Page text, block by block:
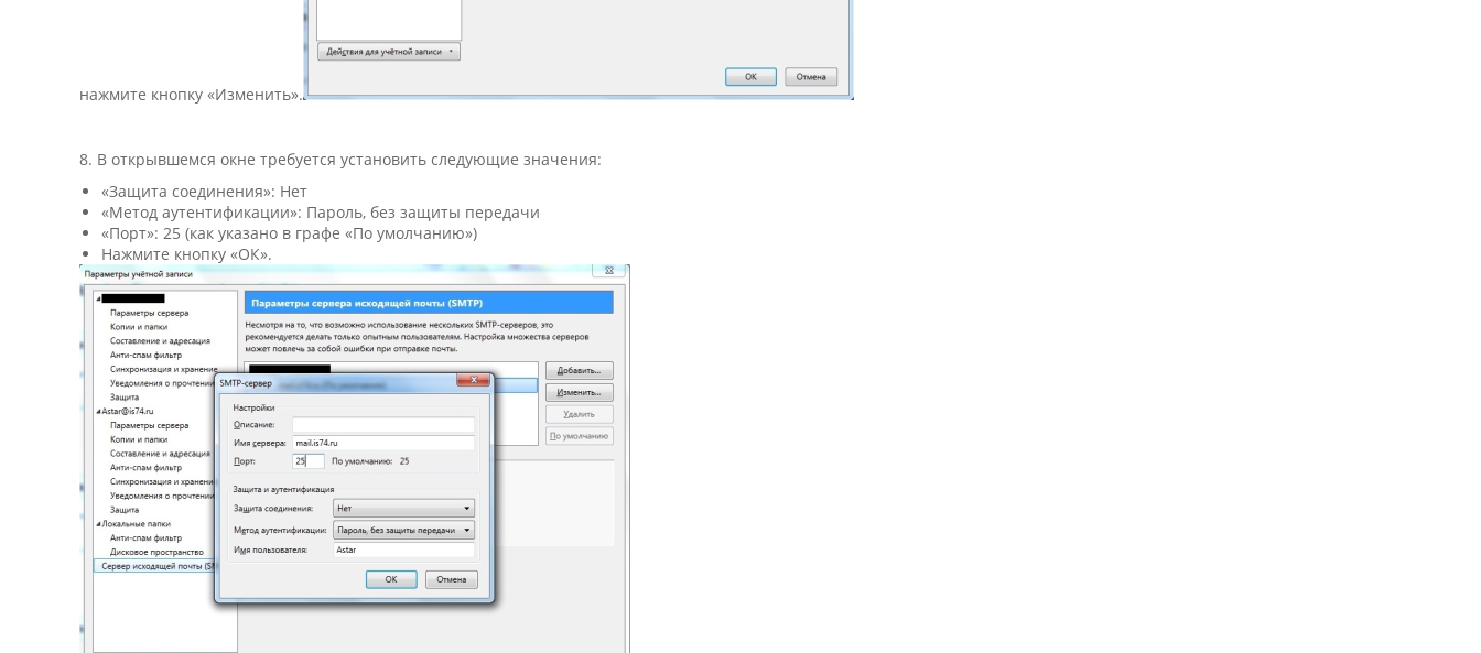
нажмите кнопку «Изменить».
8. В открывшемся окне требуется установить следующие значения:
«Защита соединения»: Нет
«Метод аутентификации»: Пароль, без защиты передачи
«Порт»: 25 (как указано в графе «По умолчанию»)
Нажмите кнопку «ОК».